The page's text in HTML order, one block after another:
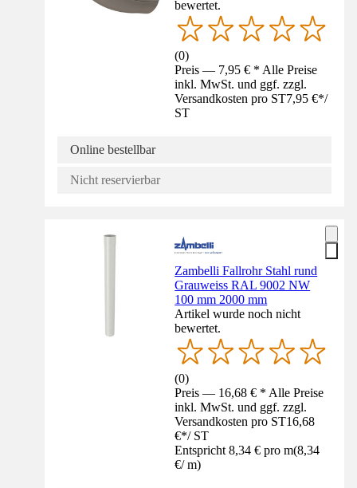
bewertet.
(0)
Preis — 7,95 € * Alle Preise
inkl. MwSt. und ggf. zzgl.
Versandkosten pro ST7,95 €*/
ST
Online bestellbar
Nicht reservierbar
Zambelli Fallrohr Stahl rund
Grauweiss RAL 9002 NW
100 mm 2000 mm
Artikel wurde noch nicht
bewertet.
(0)
Preis — 16,68 € * Alle Preise
inkl. MwSt. und ggf. zzgl.
Versandkosten pro ST16,68
€*/ ST
Entspricht 8,34 € pro m(8,34
€/ m)